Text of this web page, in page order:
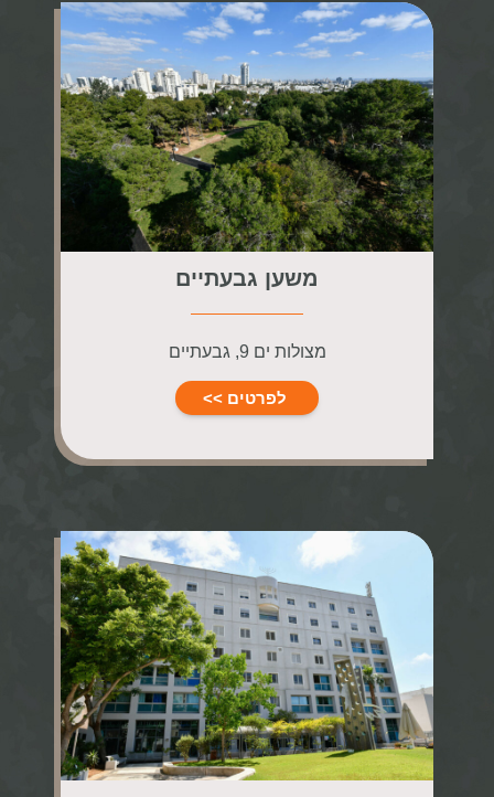
משען גבעתיים
מצולות ים 9, גבעתיים
לפרטים >>